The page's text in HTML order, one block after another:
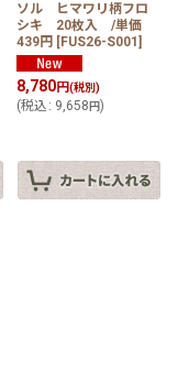
ソル ヒマワリ柄フロ
シキ 20枚入 /単価
439円 [FUS26-S001]
8,780円(税別)
(税込 : 9,658円)